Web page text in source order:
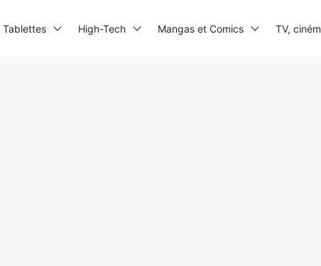
Tablettes High-Tech Mangas et Comics TV,